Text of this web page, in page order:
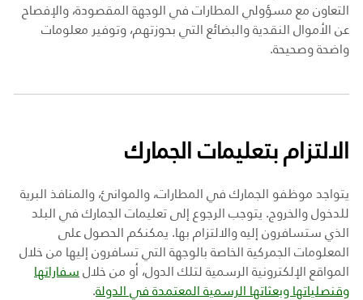
التعاون مع مسؤولي المطارات في الوجهة المقصودة، والإفصاح
عن الأموال النقدية والبضائع التي بحوزتهم، وتوفير معلومات
واضحة وصحيحة.
الالتزام بتعليمات الجمارك
يتواجد موظفو الجمارك في المطارات، والموانئ، والمنافذ البرية
للدخول والخروج. يتوجب الرجوع إلى تعليمات الجمارك في البلد
الذي ستسافرون إليه والالتزام بها. يمكنكم الحصول على
المعلومات الجمركية الخاصة بالوجهة التي تسافرون إليها من خلال
المواقع الإلكترونية الرسمية لتلك الدول، أو من خلال سفاراتها
وقنصلياتها وبعثاتها الرسمية المعتمدة في الدولة.